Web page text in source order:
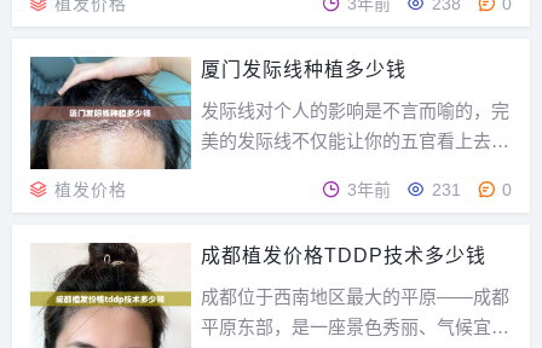
毛发种植医院，对于杭州本地的发友来
钱呢？影响发际线调整的价格因素是有
很多的，其中包括植发选择的医院、医
生水平，医院的技...
厦门发际线种植多少钱
发际线对个人的影响是不言而喻的，完
美的发际线不仅能让你的五官看上去更
相反，发际线过高会有显秃的烦恼，过
觉，人的五官讲究三庭五眼，庭就是指
额头，从发际线到下巴，以三个额头的
长度为好看，这样脸型...
植发价格 3年前 231 0
成都植发价格TDDP技术多少钱
成都位于西南地区最大的平原——成都
平原东部，是一座景色秀丽、气候宜人